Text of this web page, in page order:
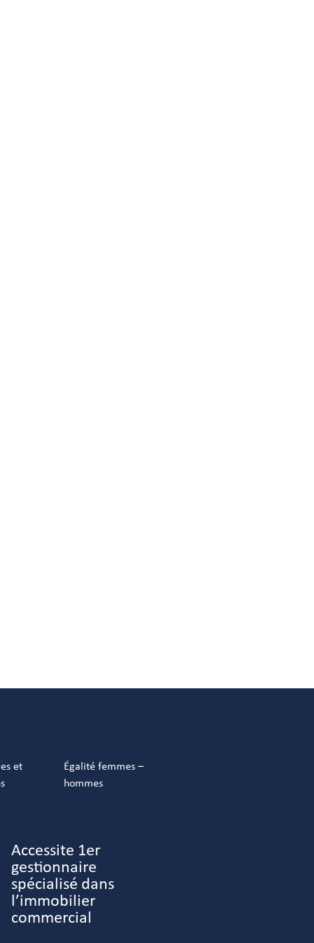
et
Égalité femmes –
hommes
Accessite 1er
gestionnaire
spécialisé dans
l’immobilier
commercial